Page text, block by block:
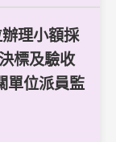
理小額採
標及驗收
單位派員監